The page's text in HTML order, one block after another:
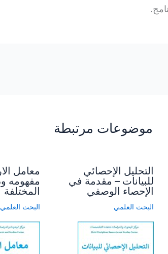
موضوعات مرتبطة
التحليل الإحصائي
للبيانات – مقدمة في
الإحصاء الوصفي
البحث العلمي
معامل
مفهومه
المختلفة
البحث العلمي